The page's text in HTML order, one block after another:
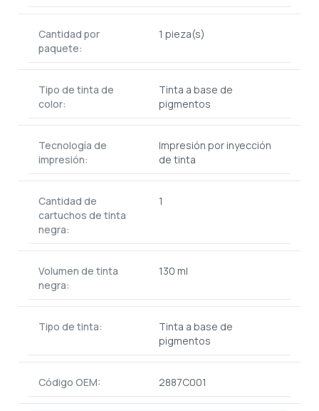
Cantidad por
paquete:
1 pieza(s)
Tipo de tinta de
color:
Tinta a base de
pigmentos
Tecnología de
impresión:
Impresión por inyección
de tinta
Cantidad de
cartuchos de tinta
negra:
1
Volumen de tinta
negra:
130 ml
Tipo de tinta:
Tinta a base de
pigmentos
Código OEM: 2887C001